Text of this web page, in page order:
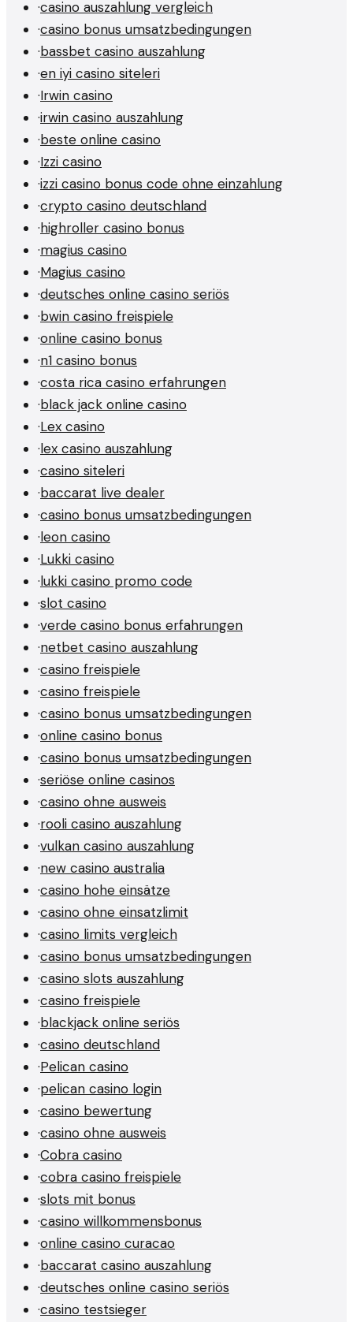
·casino auszahlung vergleich
·casino bonus umsatzbedingungen
·bassbet casino auszahlung
·en iyi casino siteleri
·Irwin casino
·irwin casino auszahlung
·beste online casino
·Izzi casino
·izzi casino bonus code ohne einzahlung
·crypto casino deutschland
·highroller casino bonus
·magius casino
·Magius casino
·deutsches online casino seriös
·bwin casino freispiele
·online casino bonus
·n1 casino bonus
·costa rica casino erfahrungen
·black jack online casino
·Lex casino
·lex casino auszahlung
·casino siteleri
·baccarat live dealer
·casino bonus umsatzbedingungen
·leon casino
·Lukki casino
·lukki casino promo code
·slot casino
·verde casino bonus erfahrungen
·netbet casino auszahlung
·casino freispiele
·casino freispiele
·casino bonus umsatzbedingungen
·online casino bonus
·casino bonus umsatzbedingungen
·seriöse online casinos
·casino ohne ausweis
·rooli casino auszahlung
·vulkan casino auszahlung
·new casino australia
·casino hohe einsätze
·casino ohne einsatzlimit
·casino limits vergleich
·casino bonus umsatzbedingungen
·casino slots auszahlung
·casino freispiele
·blackjack online seriös
·casino deutschland
·Pelican casino
·pelican casino login
·casino bewertung
·casino ohne ausweis
·Cobra casino
·cobra casino freispiele
·slots mit bonus
·casino willkommensbonus
·online casino curacao
·baccarat casino auszahlung
·deutsches online casino seriös
·casino testsieger